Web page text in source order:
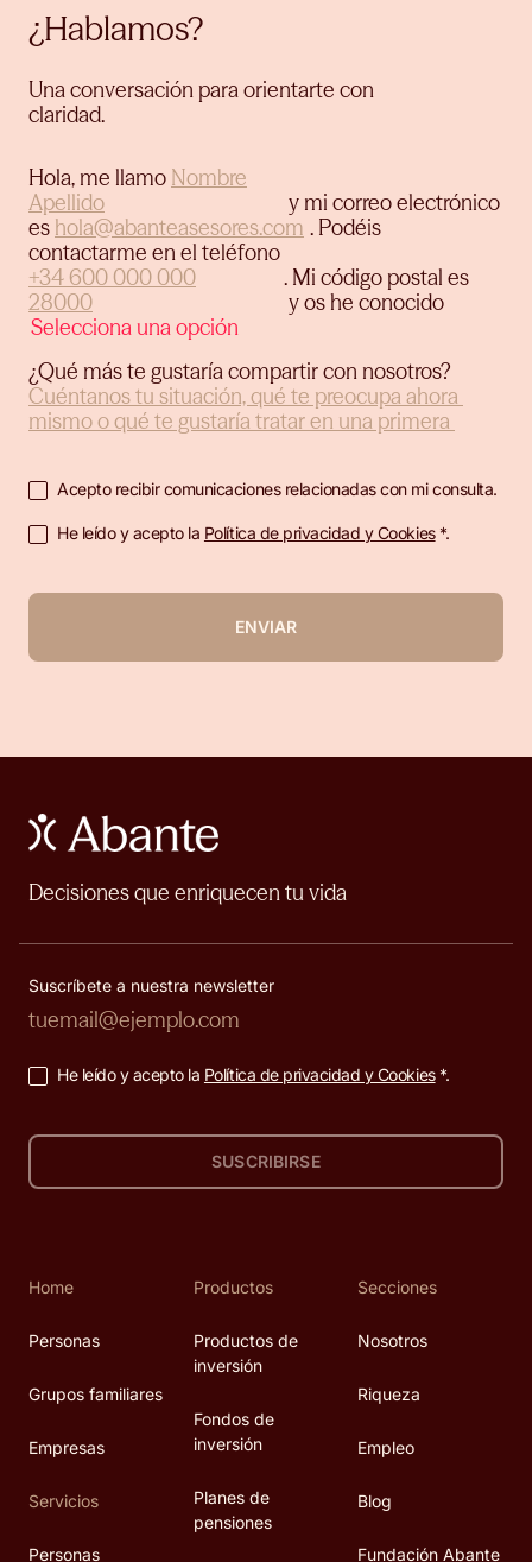
¿Hablamos?
Una conversación para orientarte con
claridad.
Hola, me llamo
y mi correo electrónico
es
. Podéis
contactarme en el teléfono
. Mi código postal es
y os he conocido
¿Qué más te gustaría compartir con nosotros?
Acepto recibir comunicaciones relacionadas con mi consulta.
He leído y acepto la Política de privacidad y Cookies*.
ENVIAR
Decisiones que enriquecen tu vida
Suscríbete a nuestra newsletter
He leído y acepto la Política de privacidad y Cookies*.
SUSCRIBIRSE
Home
Personas
Grupos familiares
Empresas
Servicios
Personas
Productos
Productos de
inversión
Fondos de
inversión
Planes de
pensiones
Secciones
Nosotros
Riqueza
Empleo
Blog
Fundación Abante